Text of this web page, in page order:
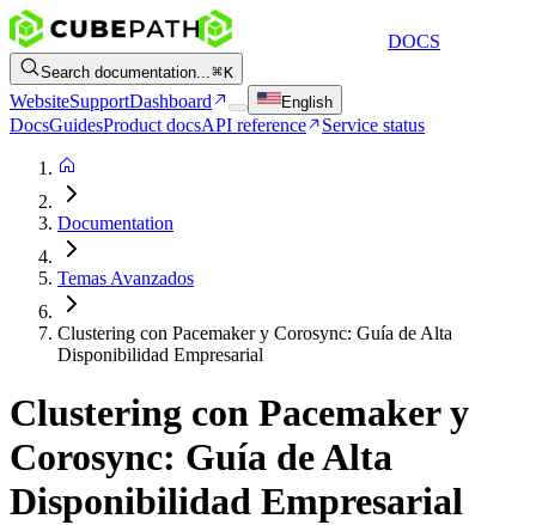
DOCS
Search documentation... K
WebsiteSupportDashboard English
DocsGuidesProduct docsAPI reference Service status
Documentation
Temas Avanzados
Clustering con Pacemaker y Corosync: Guía de Alta
Disponibilidad Empresarial
Clustering con Pacemaker y
Corosync: Guía de Alta
Disponibilidad Empresarial